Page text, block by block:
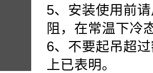
5、 安装使用前
阻，在常温下冷
6、 不要起吊超
上已表明。